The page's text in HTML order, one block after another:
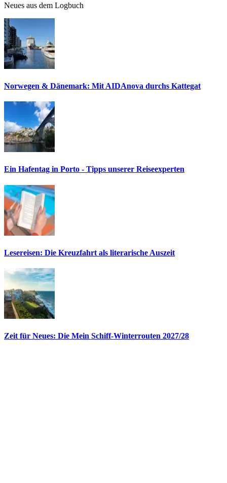
Neues aus dem Logbuch
Norwegen & Dänemark: Mit AIDAnova durchs Kattegat
Ein Hafentag in Porto - Tipps unserer Reiseexperten
Lesereisen: Die Kreuzfahrt als literarische Auszeit
Zeit für Neues: Die Mein Schiff-Winterrouten 2027/28